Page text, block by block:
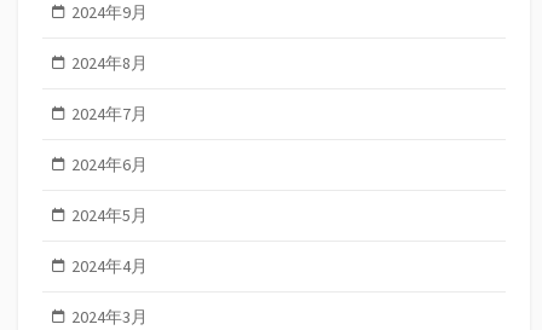
2024年9月
2024年8月
2024年7月
2024年6月
2024年5月
2024年4月
2024年3月